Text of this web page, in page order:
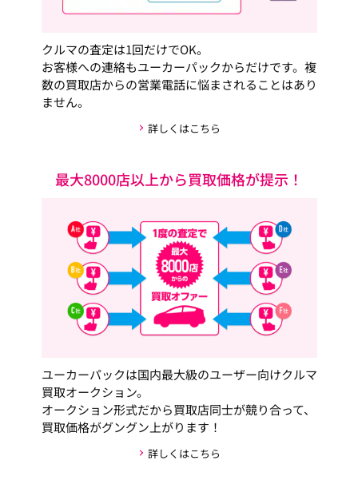
クルマの査定は1回だけでOK。
お客様への連絡もユーカーパックからだけです。複
数の買取店からの営業電話に悩まされることはあり
ません。
詳しくはこちら
最大8000店以上から買取価格が提示！
ユーカーパックは国内最大級のユーザー向けクルマ
買取オークション。
オークション形式だから買取店同士が競り合って、
買取価格がグングン上がります！
詳しくはこちら